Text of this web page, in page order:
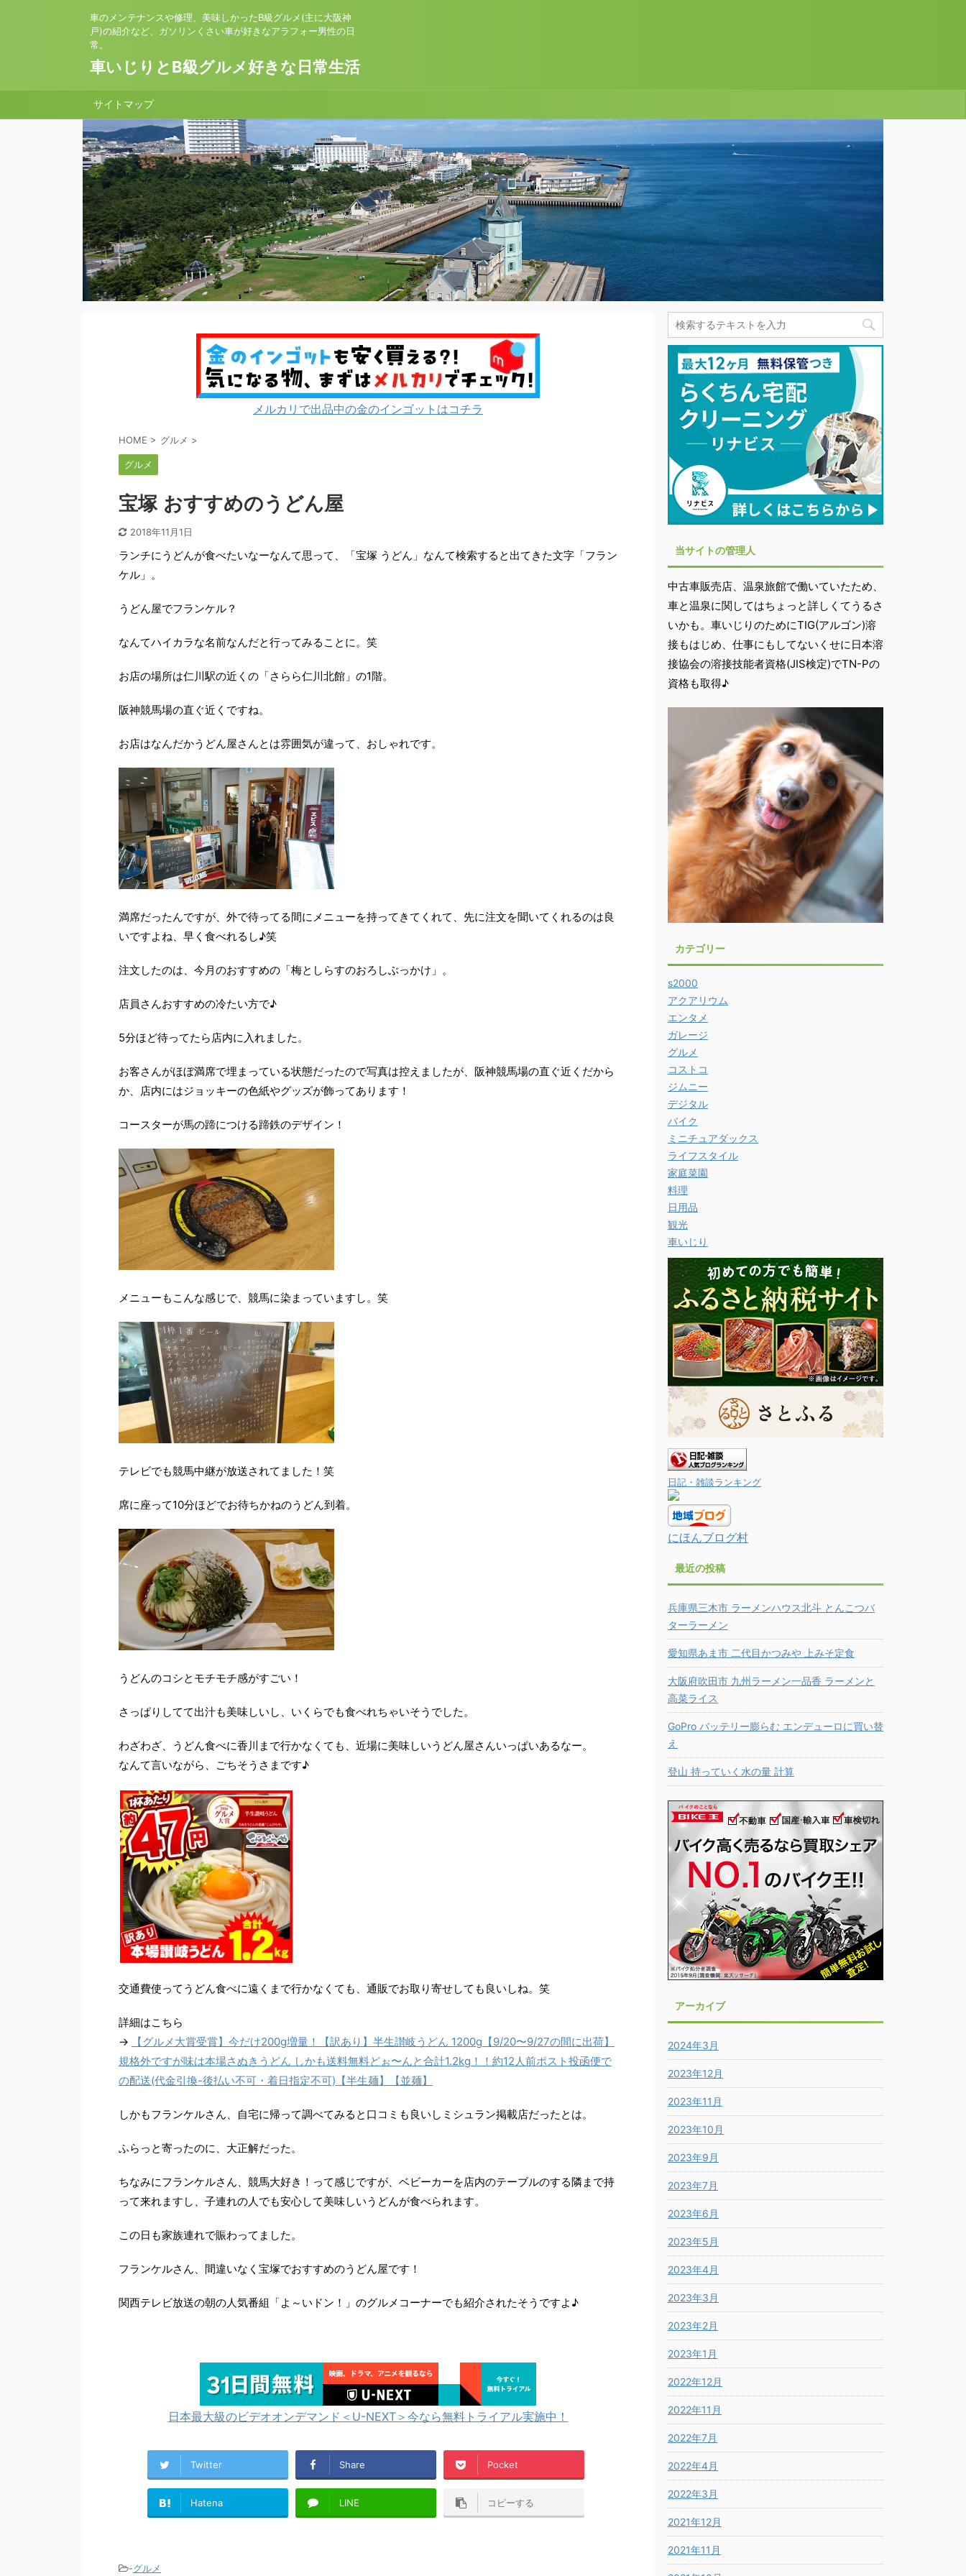
車のメンテナンスや修理、美味しかったB級グルメ(主に大阪神
戸)の紹介など、ガソリンくさい車が好きなアラフォー男性の日
常。
車いじりとB級グルメ好きな日常生活
サイトマップ
メルカリで出品中の金のインゴットはコチラ
HOME > グルメ >
グルメ
宝塚 おすすめのうどん屋
2018年11月1日
ランチにうどんが食べたいなーなんて思って、「宝塚 うどん」なんて検索すると出てきた文字「フラン
ケル」。
うどん屋でフランケル？
なんてハイカラな名前なんだと行ってみることに。笑
お店の場所は仁川駅の近くの「さらら仁川北館」の1階。
阪神競馬場の直ぐ近くですね。
お店はなんだかうどん屋さんとは雰囲気が違って、おしゃれです。
満席だったんですが、外で待ってる間にメニューを持ってきてくれて、先に注文を聞いてくれるのは良
いですよね、早く食べれるし♪笑
注文したのは、今月のおすすめの「梅としらすのおろしぶっかけ」。
店員さんおすすめの冷たい方で♪
5分ほど待ってたら店内に入れました。
お客さんがほぼ満席で埋まっている状態だったので写真は控えましたが、阪神競馬場の直ぐ近くだから
か、店内にはジョッキーの色紙やグッズが飾ってあります！
コースターが馬の蹄につける蹄鉄のデザイン！
メニューもこんな感じで、競馬に染まっていますし。笑
テレビでも競馬中継が放送されてました！笑
席に座って10分ほどでお待ちかねのうどん到着。
うどんのコシとモチモチ感がすごい！
さっぱりしてて出汁も美味しいし、いくらでも食べれちゃいそうでした。
わざわざ、うどん食べに香川まで行かなくても、近場に美味しいうどん屋さんいっぱいあるなー。
なんて言いながら、ごちそうさまです♪
交通費使ってうどん食べに遠くまで行かなくても、通販でお取り寄せしても良いしね。笑
詳細はこちら
→
【グルメ大賞受賞】今だけ200g増量！【訳あり】半生讃岐うどん 1200g【9/20〜9/27の間に出荷】
規格外ですが味は本場さぬきうどん しかも送料無料どぉ〜んと合計1.2kg！！約12人前ポスト投函便で
の配送(代金引換-後払い不可・着日指定不可)【半生麺】【並麺】
しかもフランケルさん、自宅に帰って調べてみると口コミも良いしミシュラン掲載店だったとは。
ふらっと寄ったのに、大正解だった。
ちなみにフランケルさん、競馬大好き！って感じですが、ベビーカーを店内のテーブルのする隣まで持
って来れますし、子連れの人でも安心して美味しいうどんが食べられます。
この日も家族連れで賑わってました。
フランケルさん、間違いなく宝塚でおすすめのうどん屋です！
関西テレビ放送の朝の人気番組「よ～いドン！」のグルメコーナーでも紹介されたそうですよ♪
日本最大級のビデオオンデマンド＜U-NEXT＞今なら無料トライアル実施中！
Twitter Share Pocket
Hatena LINE コピーする
-グルメ
当サイトの管理人
中古車販売店、温泉旅館で働いていたため、
車と温泉に関してはちょっと詳しくてうるさ
いかも。車いじりのためにTIG(アルゴン)溶
接もはじめ、仕事にもしてないくせに日本溶
接協会の溶接技能者資格(JIS検定)でTN-Pの
資格も取得♪
カテゴリー
s2000
アクアリウム
エンタメ
ガレージ
グルメ
コストコ
ジムニー
デジタル
バイク
ミニチュアダックス
ライフスタイル
家庭菜園
料理
日用品
観光
車いじり
日記・雑談ランキング
にほんブログ村
最近の投稿
兵庫県三木市 ラーメンハウス北斗 とんこつバ
ターラーメン
愛知県あま市 二代目かつみや 上みそ定食
大阪府吹田市 九州ラーメン一品香 ラーメンと
高菜ライス
GoPro バッテリー膨らむ エンデューロに買い替
え
登山 持っていく水の量 計算
アーカイブ
2024年3月
2023年12月
2023年11月
2023年10月
2023年9月
2023年7月
2023年6月
2023年5月
2023年4月
2023年3月
2023年2月
2023年1月
2022年12月
2022年11月
2022年7月
2022年4月
2022年3月
2021年12月
2021年11月